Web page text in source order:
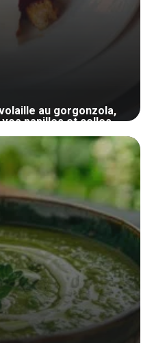
au gorgonzola,
papilles et celles